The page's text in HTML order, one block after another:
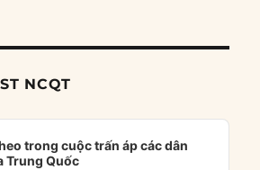
NCQT
trong cuộc trấn áp các dân
Trung Quốc